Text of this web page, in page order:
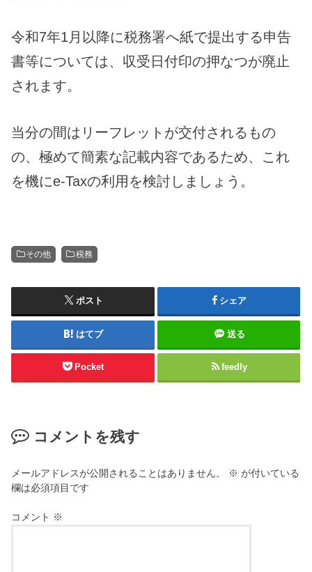
令和7年1月以降に税務署へ紙で提出する申告
書等については、収受日付印の押なつが廃止
されます。
当分の間はリーフレットが交付されるもの
の、極めて簡素な記載内容であるため、これ
を機にe-Taxの利用を検討しましょう。
その他 税務
ポスト シェア
はてブ 送る
Pocket feedly
コメントを残す
メールアドレスが公開されることはありません。 ※ が付いている
欄は必須項目です
コメント ※